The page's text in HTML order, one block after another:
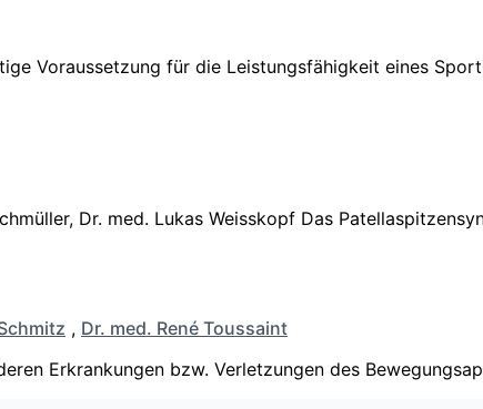
Voraussetzung für die Leistungsfähigkeit eines
Dr. med. Lukas Weisskopf Das
, Dr. med. René Toussaint
Erkrankungen bzw. Verletzungen des